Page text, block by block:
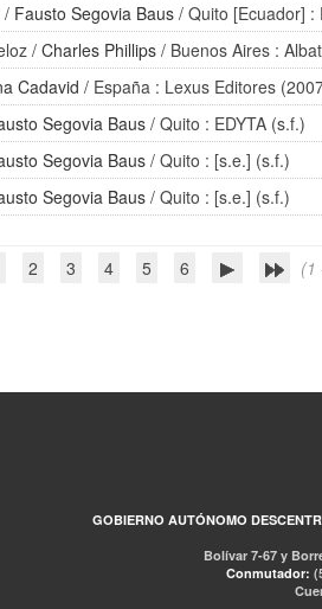
/ Fausto Segovia Baus / Quito [Ecuador] :
/Charles Phillips / Buenos Aires :
Cadavid / España : Lexus Editores
Segovia Baus / Quito : EDYTA (s.f.)
Segovia Baus / Quito : [s.e.] (s.f.)
Segovia Baus / Quito : [s.e.] (s.f.)
2 3 4 5 6 (1
GOBIERNO AUTÓNOMO
Bolívar 7-67 y
Conmutador: